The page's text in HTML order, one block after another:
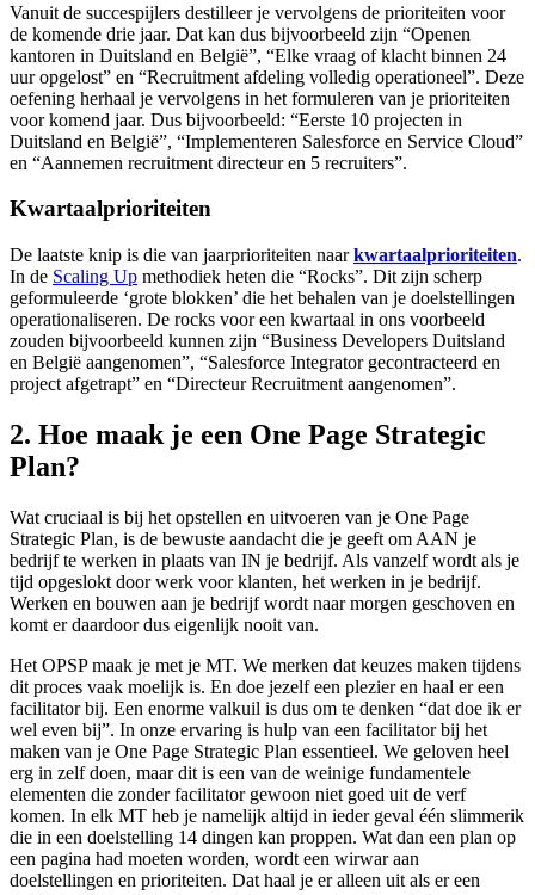
Vanuit de succespijlers destilleer je vervolgens de prioriteiten voor
de komende drie jaar. Dat kan dus bijvoorbeeld zijn “Openen
kantoren in Duitsland en België”, “Elke vraag of klacht binnen 24
uur opgelost” en “Recruitment afdeling volledig operationeel”. Deze
oefening herhaal je vervolgens in het formuleren van je prioriteiten
voor komend jaar. Dus bijvoorbeeld: “Eerste 10 projecten in
Duitsland en België”, “Implementeren Salesforce en Service Cloud”
en “Aannemen recruitment directeur en 5 recruiters”.
Kwartaalprioriteiten
De laatste knip is die van jaarprioriteiten naarkwartaalprioriteiten.
In de Scaling Up methodiek heten die “Rocks”. Dit zijn scherp
geformuleerde ‘grote blokken’ die het behalen van je doelstellingen
operationaliseren. De rocks voor een kwartaal in ons voorbeeld
zouden bijvoorbeeld kunnen zijn “Business Developers Duitsland
en België aangenomen”, “Salesforce Integrator gecontracteerd en
project afgetrapt” en “Directeur Recruitment aangenomen”.
2. Hoe maak je een One Page Strategic
Plan?
Wat cruciaal is bij het opstellen en uitvoeren van je One Page
Strategic Plan, is de bewuste aandacht die je geeft om AAN je
bedrijf te werken in plaats van IN je bedrijf. Als vanzelf wordt als je
tijd opgeslokt door werk voor klanten, het werken in je bedrijf.
Werken en bouwen aan je bedrijf wordt naar morgen geschoven en
komt er daardoor dus eigenlijk nooit van.
Het OPSP maak je met je MT. We merken dat keuzes maken tijdens
dit proces vaak moelijk is. En doe jezelf een plezier en haal er een
facilitator bij. Een enorme valkuil is dus om te denken “dat doe ik er
wel even bij”. In onze ervaring is hulp van een facilitator bij het
maken van je One Page Strategic Plan essentieel. We geloven heel
erg in zelf doen, maar dit is een van de weinige fundamentele
elementen die zonder facilitator gewoon niet goed uit de verf
komen. In elk MT heb je namelijk altijd in ieder geval één slimmerik
die in een doelstelling 14 dingen kan proppen. Wat dan een plan op
een pagina had moeten worden, wordt een wirwar aan
doelstellingen en prioriteiten. Dat haal je er alleen uit als er een